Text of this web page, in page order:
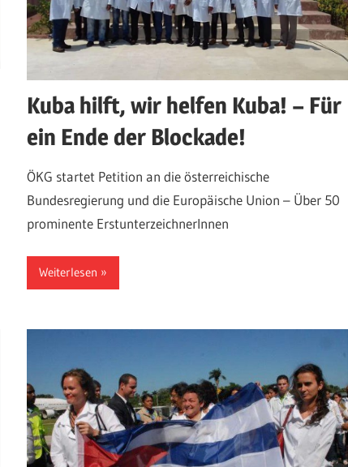
Kuba hilft, wir helfen Kuba! – Für
ein Ende der Blockade!
ÖKG startet Petition an die österreichische
Bundesregierung und die Europäische Union – Über 50
prominente ErstunterzeichnerInnen
Weiterlesen